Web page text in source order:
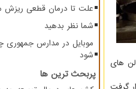
های
علت تا درمان قطعی ریزش
شما نظر بدهید
موبایل در مدارس
شود
پربحث ترین ها